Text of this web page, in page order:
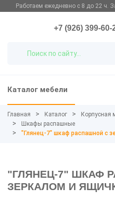
Работаем ежедневно с 8 до 22 ч.
+7 (926) 399-60-
Каталог мебели
Главная Каталог Корпусная
Шкафы распашные
"Глянец-7" шкаф распашной с
"ГЛЯНЕЦ-7" ШКАФ
ЗЕРКАЛОМ И